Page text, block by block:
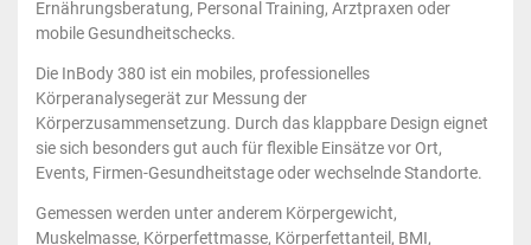
Ernährungsberatung, Personal Training, Arztpraxen oder
mobile Gesundheitschecks.
Die InBody 380 ist ein mobiles, professionelles
Körperanalysegerät zur Messung der
Körperzusammensetzung. Durch das klappbare Design eignet
sie sich besonders gut auch für flexible Einsätze vor Ort,
Events, Firmen-Gesundheitstage oder wechselnde Standorte.
Gemessen werden unter anderem Körpergewicht,
Muskelmasse, Körperfettmasse, Körperfettanteil, BMI,